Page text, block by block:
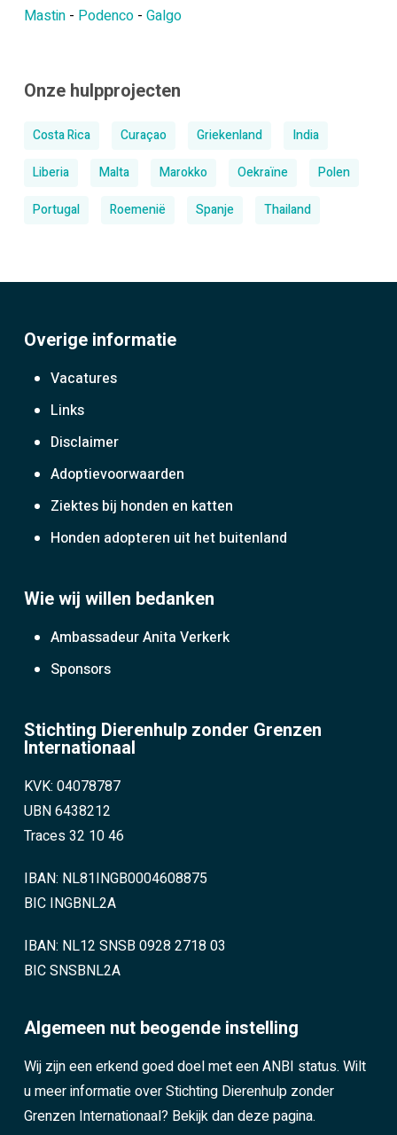
Mastin- Podenco- Galgo
Onze hulpprojecten
Costa Rica Curaçao Griekenland
India
Liberia
Malta Marokko Oekraïne
Polen
Portugal
Roemenië Spanje Thailand
Overige informatie
Vacatures
Links
Disclaimer
Adoptievoorwaarden
Ziektes bij honden en katten
Honden adopteren uit het buitenland
Wie wij willen bedanken
Ambassadeur Anita Verkerk
Sponsors
Stichting Dierenhulp zonder Grenzen
Internationaal
KVK: 04078787
UBN 6438212
Traces 32 10 46
IBAN: NL81INGB0004608875
BIC INGBNL2A
IBAN: NL12 SNSB 0928 2718 03
BIC SNSBNL2A
Algemeen nut beogende instelling
Wij zijn een erkend goed doel met een ANBI status. Wilt
u meer informatie over Stichting Dierenhulp zonder
Grenzen Internationaal? Bekijk dan deze pagina.